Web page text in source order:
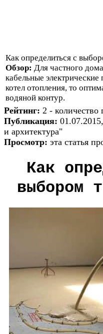
Как определиться с
Обзор: Для частного
кабельные
котел отопления, то
водяной контур.
Рейтинг: 2 - количество
Публикация:
и архитектура"
Просмотр: эта статья
Как
выбором